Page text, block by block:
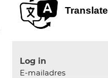
Translate
Log in
E-mailadres